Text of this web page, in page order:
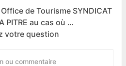
de Tourisme SYNDICAT
PITRE au cas où …
votre question